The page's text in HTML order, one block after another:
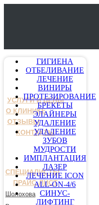
УСЛУГИ И ЦЕНЫ
О КЛИНИКЕ
ОТЗЫВЫ
КОНТАКТЫ
СПЕЦИАЛИСТЫ
ПРАЙС-ЛИСТ
Шолохова
ГИГИЕНА
ОТБЕЛИВАНИЕ
ЛЕЧЕНИЕ
ВИНИРЫ
ПРОТЕЗИРОВАНИЕ
БРЕКЕТЫ
ЭЛАЙНЕРЫ
УДАЛЕНИЕ
УДАЛЕНИЕ
ЗУБОВ
МУДРОСТИ
ИМПЛАНТАЦИЯ
ЛАЗЕР
ЛЕЧЕНИЕ ICON
ALL-ON-4/6
СИНУС-
ЛИФТИНГ